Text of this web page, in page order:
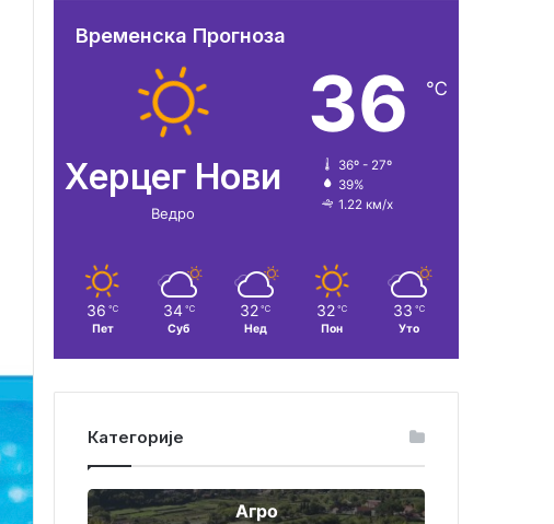
Временска Прогноза
Херцег Нови
Ведро
36 ℃
36º - 27º
39%
1.22 км/х
36 ℃
Пет
34 ℃
Суб
32 ℃
Нед
32 ℃
Пон
33 ℃
Уто
Категорије
Агро